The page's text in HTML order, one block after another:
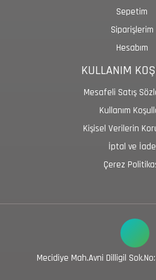
Sepetim
Siparişlerim
Hesabım
KULLANIM
Mesafeli Satış
Kullanım
Kişisel Verilerin
İptal ve İade
Çerez
Mecidiye Mah.Avni Dilligil